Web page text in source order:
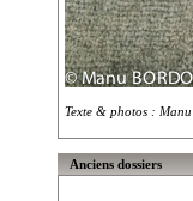
Texte & photos :
Anciens dossiers